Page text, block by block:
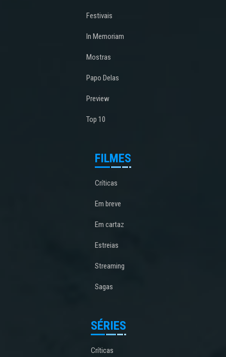
Festivais
In Memoriam
Mostras
Papo Delas
Preview
Top 10
FILMES
Críticas
Em breve
Em cartaz
Estreias
Streaming
Sagas
SÉRIES
Críticas